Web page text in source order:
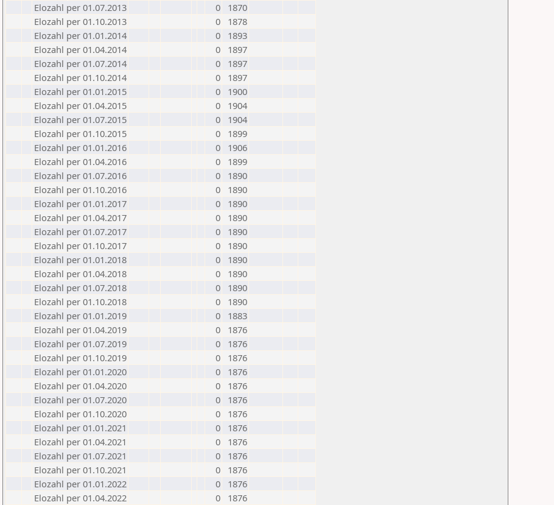
Elozahl per 01.07.2013
0
1870
Elozahl per 01.10.2013
0
1878
Elozahl per 01.01.2014
0
1893
Elozahl per 01.04.2014
0
1897
Elozahl per 01.07.2014
0
1897
Elozahl per 01.10.2014
0
1897
Elozahl per 01.01.2015
0
1900
Elozahl per 01.04.2015
0
1904
Elozahl per 01.07.2015
0
1904
Elozahl per 01.10.2015
0
1899
Elozahl per 01.01.2016
0
1906
Elozahl per 01.04.2016
0
1899
Elozahl per 01.07.2016
0
1890
Elozahl per 01.10.2016
0
1890
Elozahl per 01.01.2017
0
1890
Elozahl per 01.04.2017
0
1890
Elozahl per 01.07.2017
0
1890
Elozahl per 01.10.2017
0
1890
Elozahl per 01.01.2018
0
1890
Elozahl per 01.04.2018
0
1890
Elozahl per 01.07.2018
0
1890
Elozahl per 01.10.2018
0
1890
Elozahl per 01.01.2019
0
1883
Elozahl per 01.04.2019
0
1876
Elozahl per 01.07.2019
0
1876
Elozahl per 01.10.2019
0
1876
Elozahl per 01.01.2020
0
1876
Elozahl per 01.04.2020
0
1876
Elozahl per 01.07.2020
0
1876
Elozahl per 01.10.2020
0
1876
Elozahl per 01.01.2021
0
1876
Elozahl per 01.04.2021
0
1876
Elozahl per 01.07.2021
0
1876
Elozahl per 01.10.2021
0
1876
Elozahl per 01.01.2022
0
1876
Elozahl per 01.04.2022
0
1876